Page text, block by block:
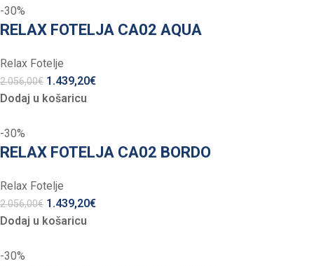
-30%
RELAX FOTELJA CA02 AQUA
Relax Fotelje
2.056,00€ 1.439,20€
Dodaj u košaricu
-30%
RELAX FOTELJA CA02 BORDO
Relax Fotelje
2.056,00€ 1.439,20€
Dodaj u košaricu
-30%